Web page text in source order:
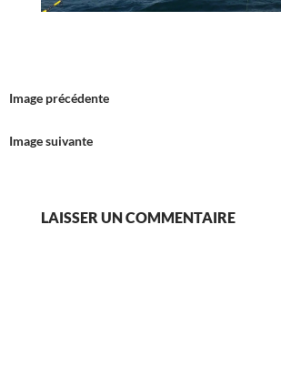
Image précédente
Image suivante
LAISSER UN COMMENTAIRE